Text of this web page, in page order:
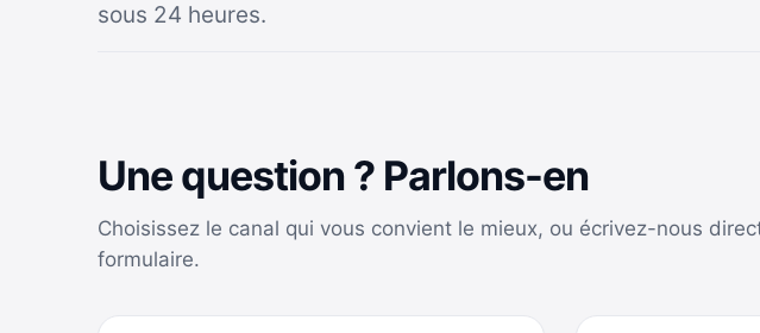
sous 24 heures.
Une question ? Parlons-en
Choisissez le canal qui vous convient le mieux, ou écrivez-nous
formulaire.